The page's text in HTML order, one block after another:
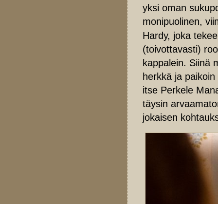
yksi oman
monipuolinen,
Hardy, joka
(toivottavasti)
kappalein. Siinä
herkkä ja
itse Perkele
täysin
jokaisen